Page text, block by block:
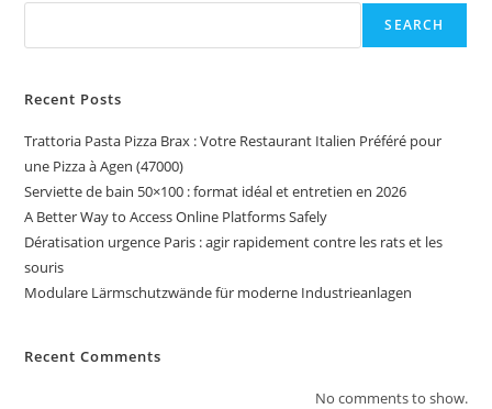
SEARCH
Recent Posts
Trattoria Pasta Pizza Brax : Votre Restaurant Italien Préféré pour
une Pizza à Agen (47000)
Serviette de bain 50×100 : format idéal et entretien en 2026
A Better Way to Access Online Platforms Safely
Dératisation urgence Paris : agir rapidement contre les rats et les
souris
Modulare Lärmschutzwände für moderne Industrieanlagen
Recent Comments
No comments to show.